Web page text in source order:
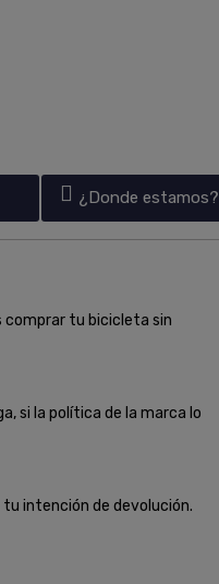
¿Donde estamos?
comprar tu bicicleta sin
si la política de la marca lo
tu intención de devolución.